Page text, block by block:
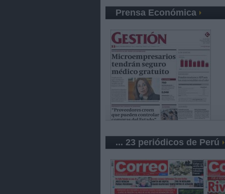
Prensa Económica
... 23 periódicos de Perú